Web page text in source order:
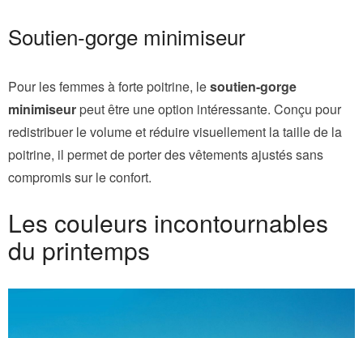
Soutien-gorge minimiseur
Pour les femmes à forte poitrine, lesoutien-gorge
minimiseur peut être une option intéressante. Conçu pour
redistribuer le volume et réduire visuellement la taille de la
poitrine, il permet de porter des vêtements ajustés sans
compromis sur le confort.
Les couleurs incontournables
du printemps